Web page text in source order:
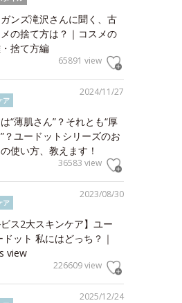
ンズ滝沢さんに聞く、古
の捨て方は？｜コスメの
捨て方編
65891 view
2024/11/27
ア
“薄肌さん”？それとも“厚
？ユードットシリーズのお
使い方、教えます！
36583 view
2023/08/30
ア
ビス2大スキンケア】ユー
ット 私にはどっち？｜
view
226609 view
2025/12/24